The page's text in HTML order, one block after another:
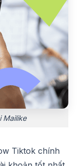
Mailike
Tiktok chính